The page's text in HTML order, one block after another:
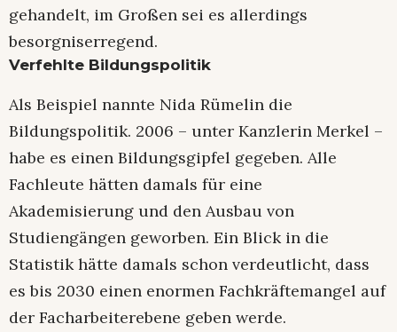
gehandelt, im Großen sei es allerdings
besorgniserregend.
Verfehlte Bildungspolitik
Als Beispiel nannte Nida Rümelin die
Bildungspolitik. 2006 – unter Kanzlerin Merkel –
habe es einen Bildungsgipfel gegeben. Alle
Fachleute hätten damals für eine
Akademisierung und den Ausbau von
Studiengängen geworben. Ein Blick in die
Statistik hätte damals schon verdeutlicht, dass
es bis 2030 einen enormen Fachkräftemangel auf
der Facharbeiterebene geben werde.